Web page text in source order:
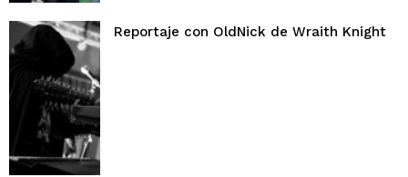
Reportaje con OldNick de Wraith Knight